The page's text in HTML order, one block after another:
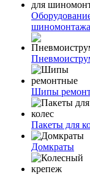
шиномонтажа
Шипы
Пакеты для
Домкраты